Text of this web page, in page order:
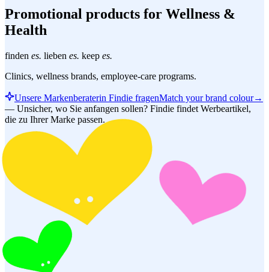
Promotional products for Wellness &
Health
finden es. lieben es. keep es.
Clinics, wellness brands, employee-care programs.
Unsere Markenberaterin Findie fragenMatch your brand colour→
— Unsicher, wo Sie anfangen sollen? Findie findet Werbeartikel,
die zu Ihrer Marke passen.